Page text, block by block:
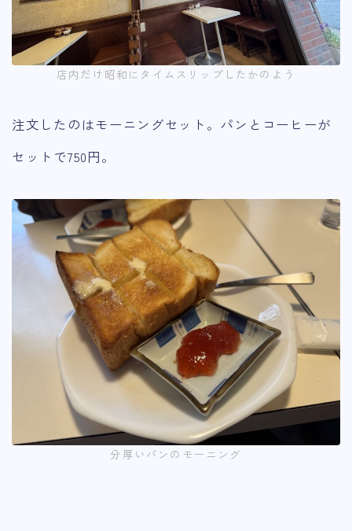
店内だけ昭和にタイムスリップしたかのよう
注文したのはモーニングセット。パンとコーヒーが
セットで750円。
分厚いパンのモーニング